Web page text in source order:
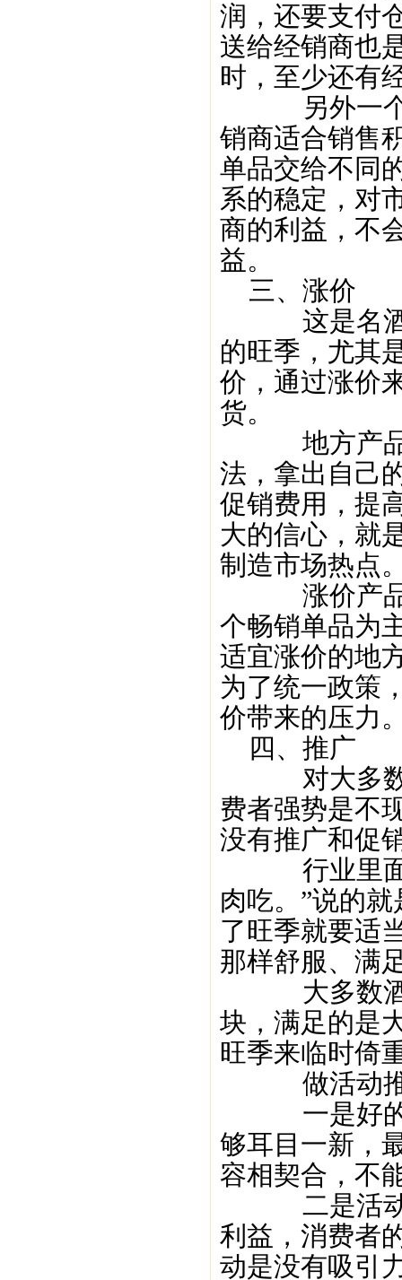
润，还要支付
送给经销商也
时，至少还有
另外一个就
销商适合销售
单品交给不同
系的稳定，对
商的利益，不
益。
三、涨价
这是名酒茅
的旺季，尤其
价，通过涨价
货。
地方产品因
法，拿出自己
促销费用，提
大的信心，就
制造市场热点
涨价产品要
个畅销单品为
适宜涨价的地
为了统一政策
价带来的压力
四、推广
对大多数的
费者强势是不
没有推广和促
行业里面不
肉吃。”说的
了旺季就要适
那样舒服、满
大多数酒企
块，满足的是
旺季来临时倚
做活动推广
一是好的推
够耳目一新，
容相契合，不
二是活动的
利益，消费者
动是没有吸引